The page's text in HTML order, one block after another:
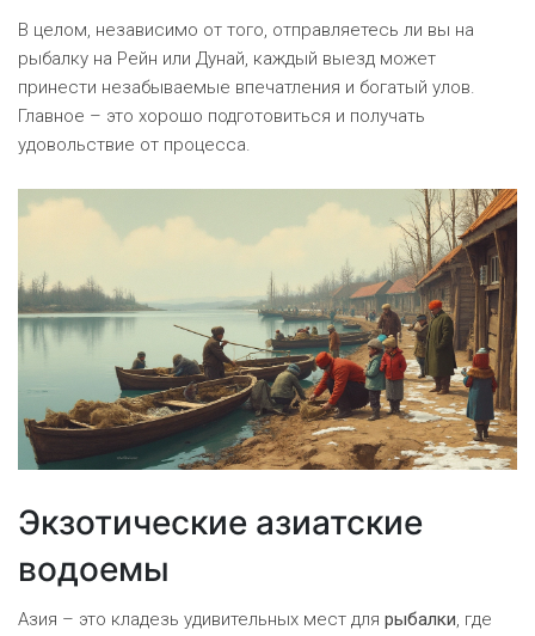
В целом, независимо от того, отправляетесь ли вы на
рыбалку на Рейн или Дунай, каждый выезд может
принести незабываемые впечатления и богатый улов.
Главное – это хорошо подготовиться и получать
удовольствие от процесса.
Экзотические азиатские
водоемы
Азия – это кладезь удивительных мест для рыбалки, где